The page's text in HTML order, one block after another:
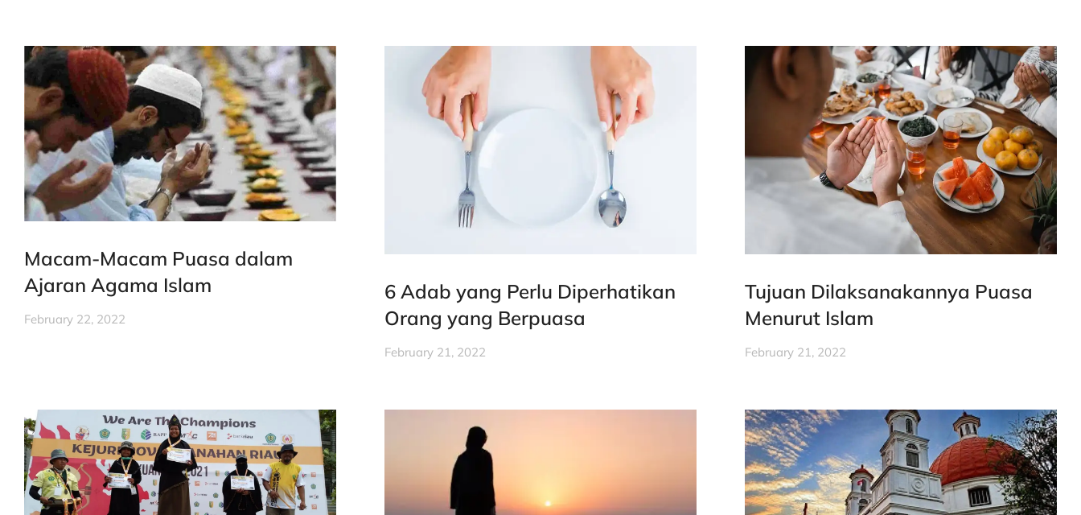
Macam-Macam Puasa dalam
Ajaran Agama Islam
February 22, 2022
6 Adab yang Perlu Diperhatikan
Orang yang Berpuasa
February 21, 2022
Tujuan Dilaksanakannya Puasa
Menurut Islam
February 21, 2022